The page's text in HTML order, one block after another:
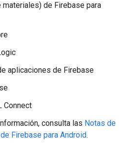
materiales) de Firebase para
aplicaciones de Firebase
Connect
consulta las Notas de
Firebase para Android.